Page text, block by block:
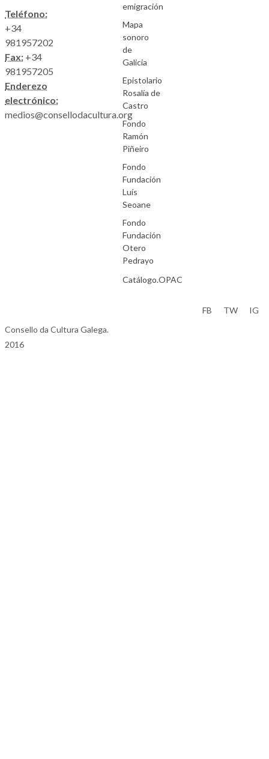
Teléfono:
+34
981957202
Fax: +34
981957205
Enderezo
electrónico:
medios@consellodacultura.org
emigración
Mapa
sonoro
de
Galicia
Epistolario
Rosalía de
Castro
Fondo
Ramón
Piñeiro
Fondo
Fundación
Luís
Seoane
Fondo
Fundación
Otero
Pedrayo
Catálogo.OPAC
Consello da Cultura Galega.
2016
FB TW IG